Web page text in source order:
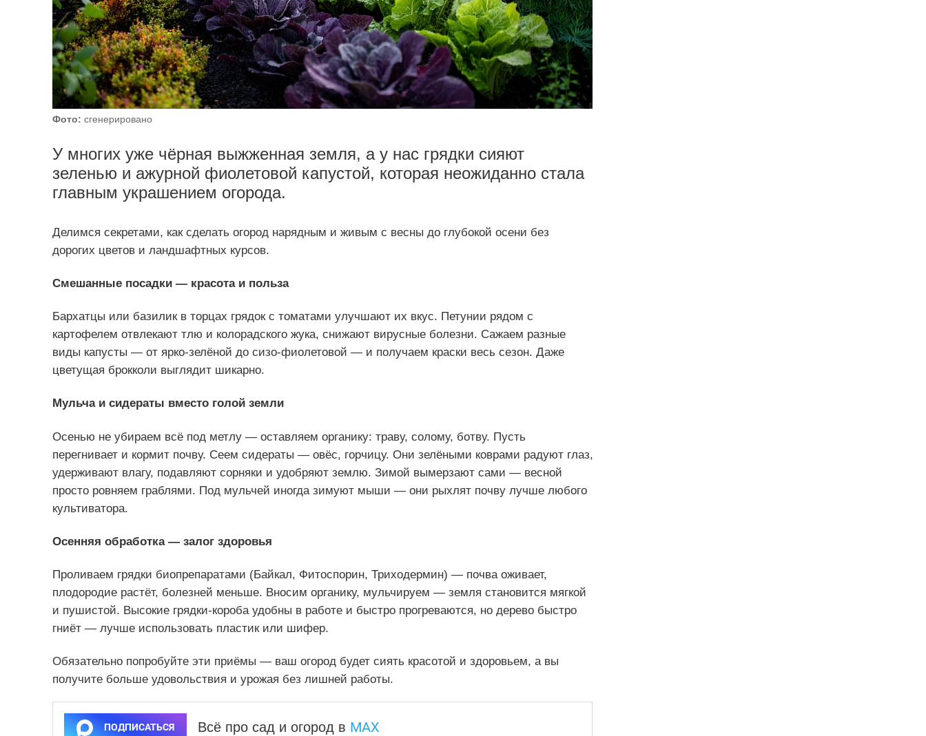
Фото: сгенерировано
У многих уже чёрная выжженная земля, а у нас грядки сияют
зеленью и ажурной фиолетовой капустой, которая неожиданно стала
главным украшением огорода.
Делимся секретами, как сделать огород нарядным и живым с весны до глубокой осени без
дорогих цветов и ландшафтных курсов.
Смешанные посадки — красота и польза
Бархатцы или базилик в торцах грядок с томатами улучшают их вкус. Петунии рядом с
картофелем отвлекают тлю и колорадского жука, снижают вирусные болезни. Сажаем разные
виды капусты — от ярко-зелёной до сизо-фиолетовой — и получаем краски весь сезон. Даже
цветущая брокколи выглядит шикарно.
Мульча и сидераты вместо голой земли
Осенью не убираем всё под метлу — оставляем органику: траву, солому, ботву. Пусть
перегнивает и кормит почву. Сеем сидераты — овёс, горчицу. Они зелёными коврами радуют глаз,
удерживают влагу, подавляют сорняки и удобряют землю. Зимой вымерзают сами — весной
просто ровняем граблями. Под мульчей иногда зимуют мыши — они рыхлят почву лучше любого
культиватора.
Осенняя обработка — залог здоровья
Проливаем грядки биопрепаратами (Байкал, Фитоспорин, Триходермин) — почва оживает,
плодородие растёт, болезней меньше. Вносим органику, мульчируем — земля становится мягкой
и пушистой. Высокие грядки-короба удобны в работе и быстро прогреваются, но дерево быстро
гниёт — лучше использовать пластик или шифер.
Обязательно попробуйте эти приёмы — ваш огород будет сиять красотой и здоровьем, а вы
получите больше удовольствия и урожая без лишней работы.
ПОДПИСАТЬСЯ Всё про сад и огород в MAX